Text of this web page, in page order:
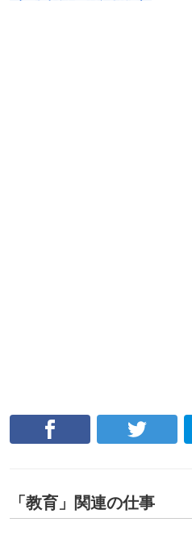
「教育 」関連の仕事